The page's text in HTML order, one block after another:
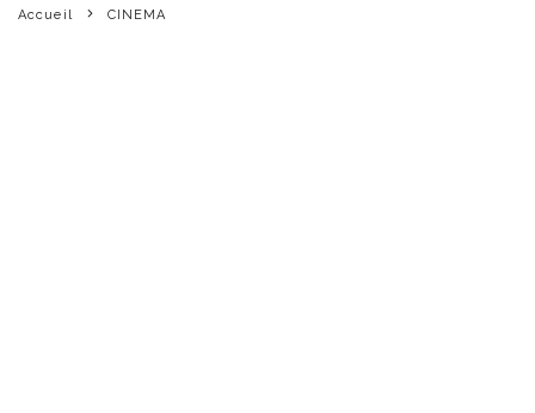
Accueil CINEMA